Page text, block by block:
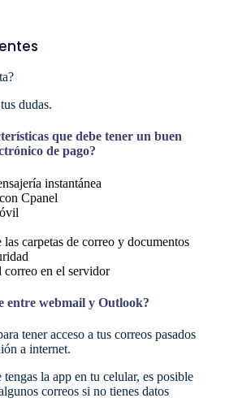
dudas.
que debe tener un buen
de pago?
instantánea
Cpanel
carpetas de correo y documentos
en el servidor
entre webmail y Outlook?
tener acceso a tus correos pasados
a internet.
tengas la app en tu celular, es posible
correos si no tienes datos